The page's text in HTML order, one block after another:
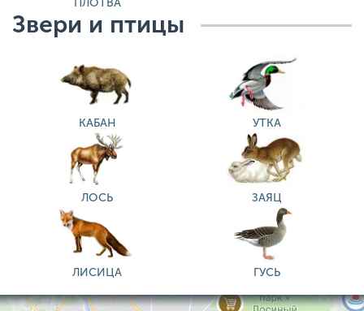
Звери и птицы
КАБАН УТКА
ЛОСЬ ЗАЯЦ
ЛИСИЦА ГУСЬ